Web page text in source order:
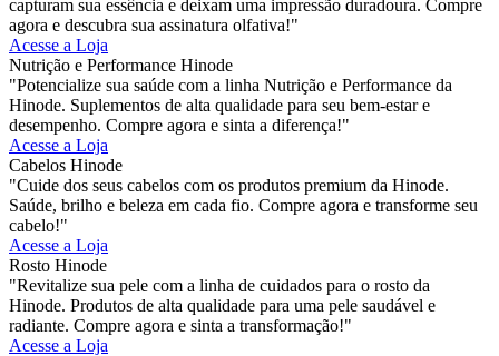
capturam sua essência e deixam uma impressão duradoura. Compre
agora e descubra sua assinatura olfativa!"
Acesse a Loja
Nutrição e Performance Hinode
"Potencialize sua saúde com a linha Nutrição e Performance da
Hinode. Suplementos de alta qualidade para seu bem-estar e
desempenho. Compre agora e sinta a diferença!"
Acesse a Loja
Cabelos Hinode
"Cuide dos seus cabelos com os produtos premium da Hinode.
Saúde, brilho e beleza em cada fio. Compre agora e transforme seu
cabelo!"
Acesse a Loja
Rosto Hinode
"Revitalize sua pele com a linha de cuidados para o rosto da
Hinode. Produtos de alta qualidade para uma pele saudável e
radiante. Compre agora e sinta a transformação!"
Acesse a Loja